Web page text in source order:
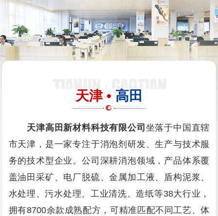
天津 • 高田
天津高田新材料科技有限公司 坐落于中国直辖
市天津，是一家专注于消泡剂研发、生产与技术服
务的技术型企业。公司深耕消泡领域，产品体系覆
盖油田采矿、电厂脱硫、金属加工液、盾构泥浆、
水处理、污水处理、工业清洗、造纸等38大行业，
拥有8700余款成熟配方，可精准匹配不同工艺、体